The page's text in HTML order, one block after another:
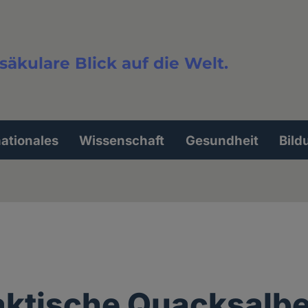
Blick auf die Welt.
Wissenschaft Gesundheit